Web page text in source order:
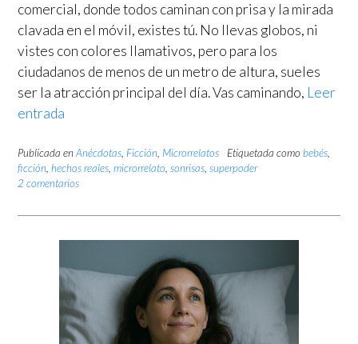
comercial, donde todos caminan con prisa y la mirada
clavada en el móvil, existes tú. No llevas globos, ni
vistes con colores llamativos, pero para los
ciudadanos de menos de un metro de altura, sueles
ser la atracción principal del día. Vas caminando, Leer
entrada
Publicada en Anécdotas Ficción Microrrelatos Etiquetada como bebés
ficción hechos reales microrrelato sonrisas superpoder
2 comentarios